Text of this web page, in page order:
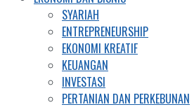
SYARIAH
ENTREPRENEURSHIP
EKONOMI KREATIF
KEUANGAN
INVESTASI
PERTANIAN DAN PERKEBUNAN